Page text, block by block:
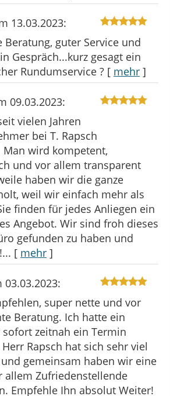
13.03.2023:
Beratung, guter Service und
Gespräch...kurz gesagt ein
Rundumservice ? [ mehr ]
09.03.2023:
vielen Jahren
bei T. Rapsch
Man wird kompetent,
und vor allem transparent
haben wir die ganze
weil wir einfach mehr als
finden für jedes Anliegen ein
Angebot. Wir sind froh dieses
gefunden zu haben und
[ mehr ]
03.03.2023:
super nette und vor
Beratung. Ich hatte ein
zeitnah ein Termin
Rapsch hat sich sehr viel
gemeinsam haben wir eine
allem Zufriedenstellende
Empfehle Ihn absolut Weiter!